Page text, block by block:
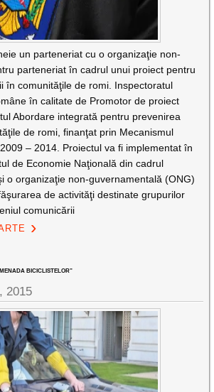
un parteneriat cu o organizaţie non-
parteneriat în cadrul unui proiect pentru
în comunităţile de romi. Inspectoratul
în calitate de Promotor de proiect
Abordare integrată pentru prevenirea
de romi, finanţat prin Mecanismul
– 2014. Proiectul va fi implementat în
de Economie Naţională din cadrul
o organizaţie non-guvernamentală (ONG)
de activităţi destinate grupurilor
comunicării
BICICLISTELOR”
2015